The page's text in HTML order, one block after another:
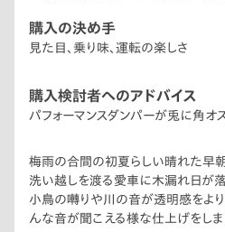
購入の決め手
見た目、乗り味、運転の楽しさ
購入検討者へのアドバイス
パフォーマンスダンパーが兎に角オ
梅雨の合間の初夏らしい晴れた早朝
洗い越しを渡る愛車に木漏れ日が落
小鳥の囀りや川の音が透明感をより
んな音が聞こえる様な仕上げをしま